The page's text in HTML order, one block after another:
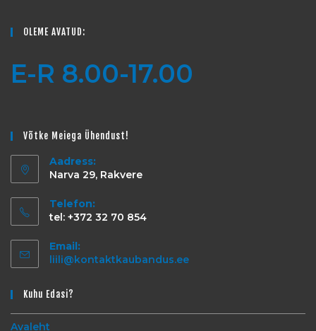
OLEME AVATUD:
E-R 8.00-17.00
Võtke Meiega Ühendust!
Aadress:
Narva 29, Rakvere
Telefon:
tel: +372 32 70 854
Email:
liili@kontaktkaubandus.ee
Kuhu Edasi?
Avaleht